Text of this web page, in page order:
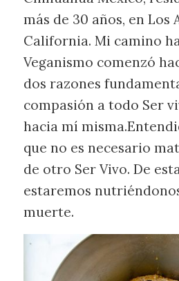
más de 30 años, en Los
California. Mi camino
Veganismo comenzó
dos razones
compasión a todo Ser
hacia mí
que no es necesario
de otro Ser Vivo. De
estaremos
muerte.